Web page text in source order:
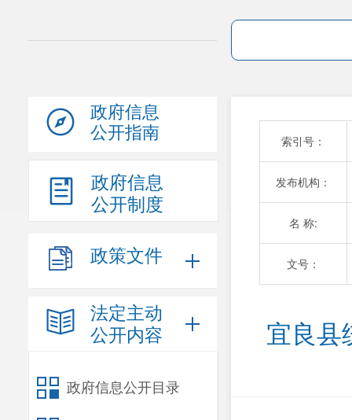
政府信息
公开指南
政府信息
公开制度
政策文件
法定主动
公开内容
政府信息公开目录
索引号：
发布机构：
名 称:
文号：
宜良县